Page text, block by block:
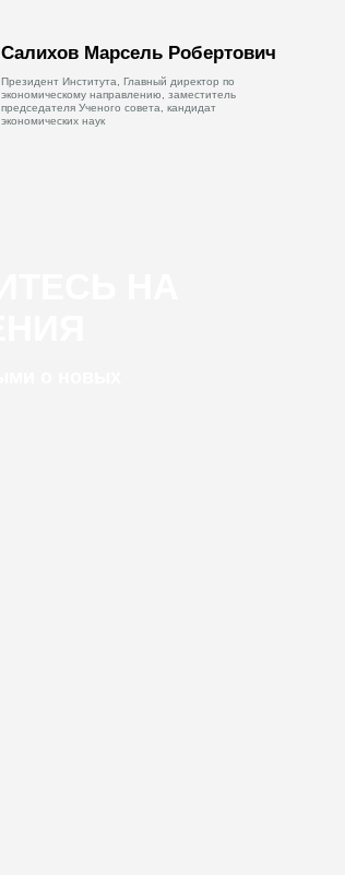
Салихов Марсель Робертович
Президент Института, Главный директор по
экономическому направлению, заместитель
председателя Ученого совета, кандидат
экономических наук